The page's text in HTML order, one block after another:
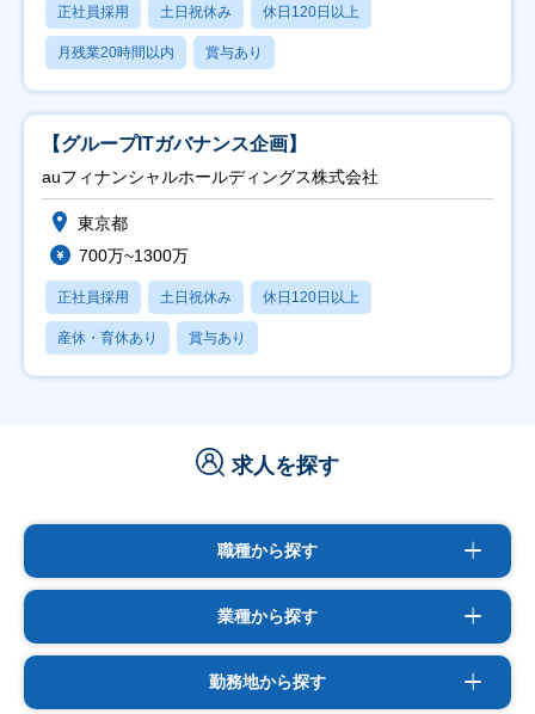
正社員採用 土日祝休み 休日120日以上
月残業20時間以内 賞与あり
【グループITガバナンス企画】
auフィナンシャルホールディングス株式会社
東京都
700万~1300万
正社員採用 土日祝休み 休日120日以上
産休・育休あり 賞与あり
求人を探す
職種から探す
業種から探す
勤務地から探す